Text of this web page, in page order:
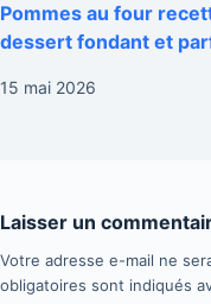
Pommes au four
dessert fondant et
15 mai 2026
Laisser un
Votre adresse e-mail ne
obligatoires sont indiqués